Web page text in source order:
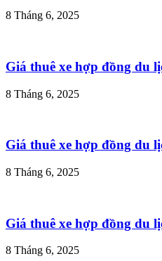
8 Tháng 6, 2025
Giá thuê xe hợp đồng du
8 Tháng 6, 2025
Giá thuê xe hợp đồng du
8 Tháng 6, 2025
Giá thuê xe hợp đồng du
8 Tháng 6, 2025